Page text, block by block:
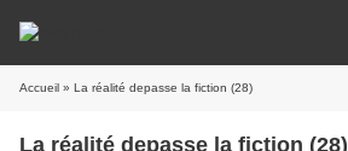
Accueil » La réalité depasse la fiction (28)
La réalité depasse la fiction (28)